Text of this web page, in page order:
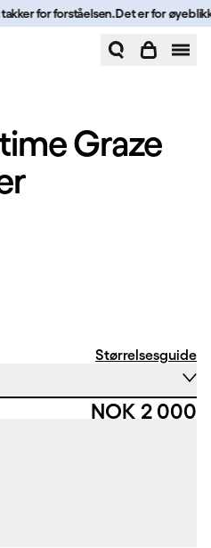
for forståelsen.Det er for
Graze
Størrelsesguide
Pris:
NOK 2 000